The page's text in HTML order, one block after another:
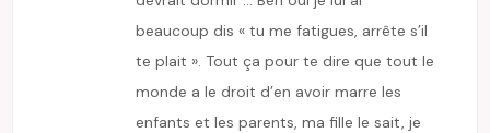
beaucoup dis « tu me fatigues, arrête s’il
te plait ». Tout ça pour te dire que tout le
monde a le droit d’en avoir marre les
enfants et les parents, ma fille le sait, je